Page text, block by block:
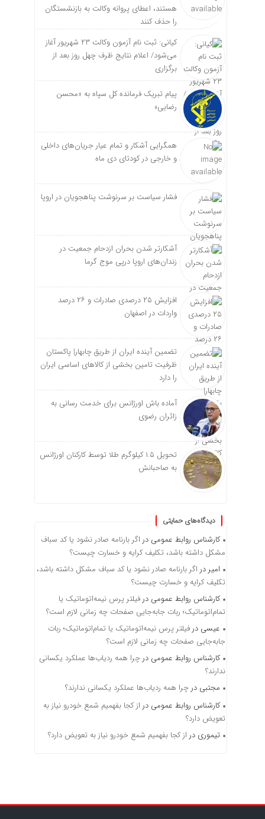
هستند، اعطای پروانه وکالت به بازنشستگان
را حذف کنند
کیانی: ثبت نام آزمون وکالت ۲۳ شهریور آغاز
می‌شود/ اعلام نتایج ظرف چهل روز بعد از
برگزاری
پیام تبریک فرمانده کل سپاه به «محسن
رضایی»
همگرایی آشکار و تمام عیار جریان‌های داخلی
و خارجی در کودتای دی ماه
فشار سیاست بر سرنوشت پناهجویان در اروپا
آشکارتر شدن بحران ازدحام جمعیت در
زندان‌های اروپا درپی موج گرما
افزایش ۲۵ درصدی صادرات و ۲۶ درصد
واردات در اصفهان
تضمین آینده ایران از طریق چابهار| پاکستان
ظرفیت تامین بخشی از کالاهای اساسی ایران
را دارد
آماده باش اورژانس برای خدمت رسانی به
زائران رضوی
تحویل ۱.۵ کیلوگرم طلا توسط کارکنان اورژانس
به صاحبانش
دیدگاه‌های حمایتی
کارشناس روابط عمومی در اگر بارنامه صادر نشود یا کد سباف
مشکل داشته باشد، تکلیف کرایه و خسارت چیست؟
امیر در اگر بارنامه صادر نشود یا کد سباف مشکل داشته باشد،
تکلیف کرایه و خسارت چیست؟
کارشناس روابط عمومی در فیلتر پرس نیمه‌اتوماتیک یا
تمام‌اتوماتیک؛ ربات جابه‌جایی صفحات چه زمانی لازم است؟
عیسی در فیلتر پرس نیمه‌اتوماتیک یا تمام‌اتوماتیک؛ ربات
جابه‌جایی صفحات چه زمانی لازم است؟
کارشناس روابط عمومی در چرا همه ردیاب‌ها عملکرد یکسانی
ندارند؟
مجتبی در چرا همه ردیاب‌ها عملکرد یکسانی ندارند؟
کارشناس روابط عمومی در از کجا بفهمیم شمع خودرو نیاز به
تعویض دارد؟
تیموری در از کجا بفهمیم شمع خودرو نیاز به تعویض دارد؟